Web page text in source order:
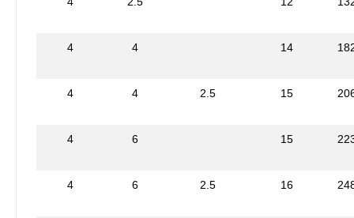
4 4 14
4 4 2.5 15
4 6 15
4 6 2.5 16